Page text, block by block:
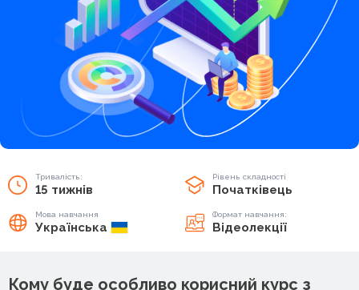
Тривалість:
15 тижнів
Рівень складності
Початківець
Мова навчання
Українська
Формат навчання:
Відеолекції
Кому буде особливо корисний курс з